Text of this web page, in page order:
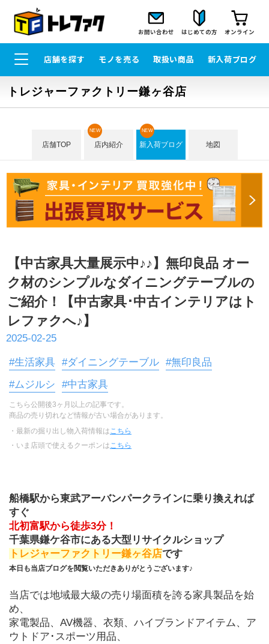
お問い合わせ はじめての方 オンライン
店舗を探す モノを売る 取扱い商品 新入荷ブログ
トレジャーファクトリー鎌ヶ谷店
店舗TOP 店内紹介
NEW
新入荷ブログ
NEW
地図
【中古家具大量展示中♪♪】無印良品 オー
ク材のシンプルなダイニングテーブルの
ご紹介！【中古家具･中古インテリアはト
レファクへ♪】
2025-02-25
#生活家具 #ダイニングテーブル #無印良品
#ムジルシ
#中古家具
こちら公開後3ヶ月以上の記事です。
商品の売り切れなど情報が古い場合があります。
・最新の掘り出し物入荷情報はこちら
・いま店頭で使えるクーポンはこちら
船橋駅から東武アーバンパークラインに乗り換えれば
すぐ
北初富駅から徒歩3分！
千葉県鎌ケ谷市にある大型リサイクルショップ
トレジャーファクトリー鎌ヶ谷店です
本日も当店ブログを閲覧いただきありがとうございます♪
当店では地域最大級の売り場面積を誇る家具製品を始
め、
家電製品、AV機器、衣類、ハイブランドアイテム、ア
ウトドア･スポーツ用品、